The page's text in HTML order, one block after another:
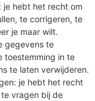
je hebt het recht om
te corrigeren, te
je maar wilt.
gegevens te
toestemming in te
te laten verwijderen.
je hebt het recht
vragen bij de